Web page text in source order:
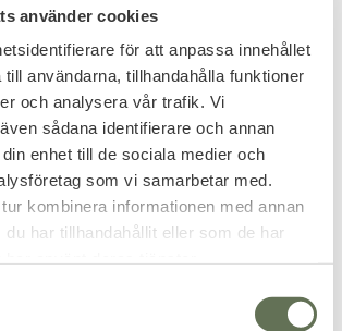
använder cookies
för att anpassa innehållet
användarna, tillhandahålla funktioner
och analysera vår trafik. Vi
sådana identifierare och annan
enhet till de sociala medier och
som vi samarbetar med.
kombinera informationen med annan
du har tillhandahållit eller som de har
konstruktion nästan helt i metall.
i sex realistiska patroner som
bakom en lucka som fälls ut åt sidan.
som driver kulorna sitter diskret dolt i
verktyget gör bytet smidigt.
på luftvapen och har
Asien och i Tyskland. Viktiga faktorer till
noggrant urval av produkter, höga
eftermarknadsservice och reservdelar